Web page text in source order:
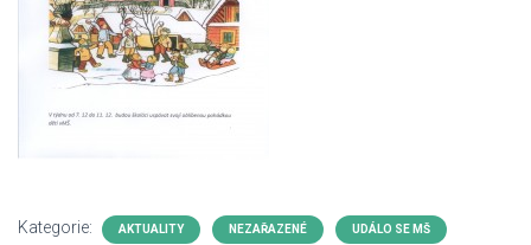
Kategorie: AKTUALITY NEZAŘAZENÉ UDÁLO SE MŠ